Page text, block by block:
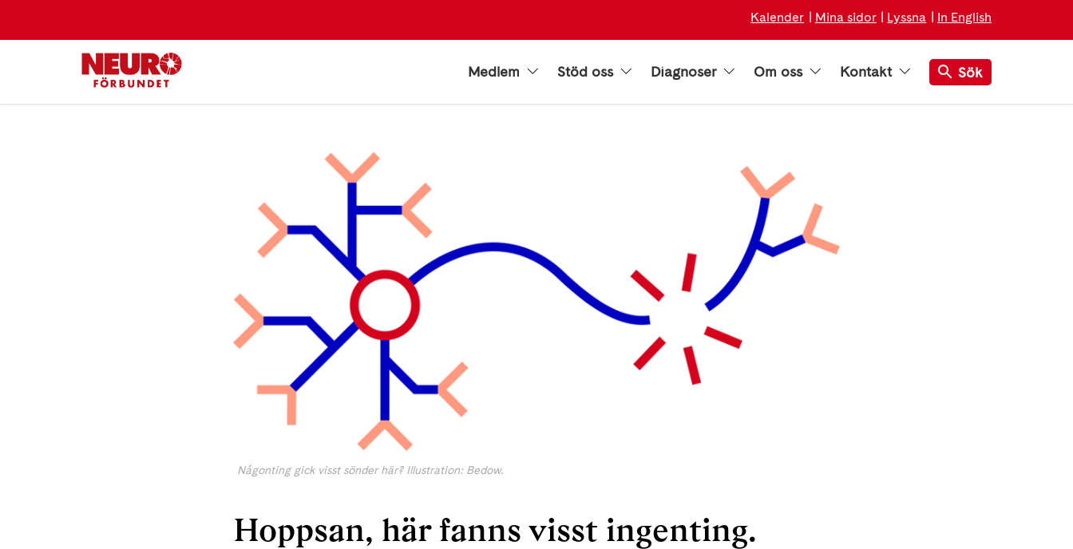
Kalender Mina sidor Lyssna In English
Medlem Stöd oss Diagnoser Om oss Kontakt Sök
Någonting gick visst sönder här? Illustration: Bedow.
Hoppsan, här fanns visst ingenting.